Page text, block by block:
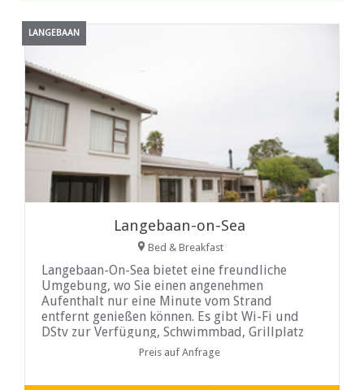
LANGEBAAN
Langebaan-on-Sea
Bed & Breakfast
Langebaan-On-Sea bietet eine freundliche
Umgebung, wo Sie einen angenehmen
Aufenthalt nur eine Minute vom Strand
entfernt genießen können. Es gibt Wi-Fi und
DStv zur Verfügung, Schwimmbad, Grillplatz
und kostenlose Parkplätze ...
Preis auf Anfrage